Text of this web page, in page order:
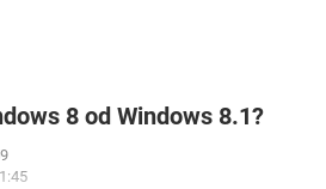
8 od Windows 8.1?